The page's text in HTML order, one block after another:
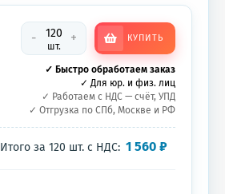
-
шт.
+ КУПИТЬ
✓ Быстро обработаем заказ
✓ Для юр. и физ. лиц
✓ Работаем с НДС — счёт, УПД
✓ Отгрузка по СПб, Москве и РФ
Итого за 120 шт.с НДС: 1 560 ₽